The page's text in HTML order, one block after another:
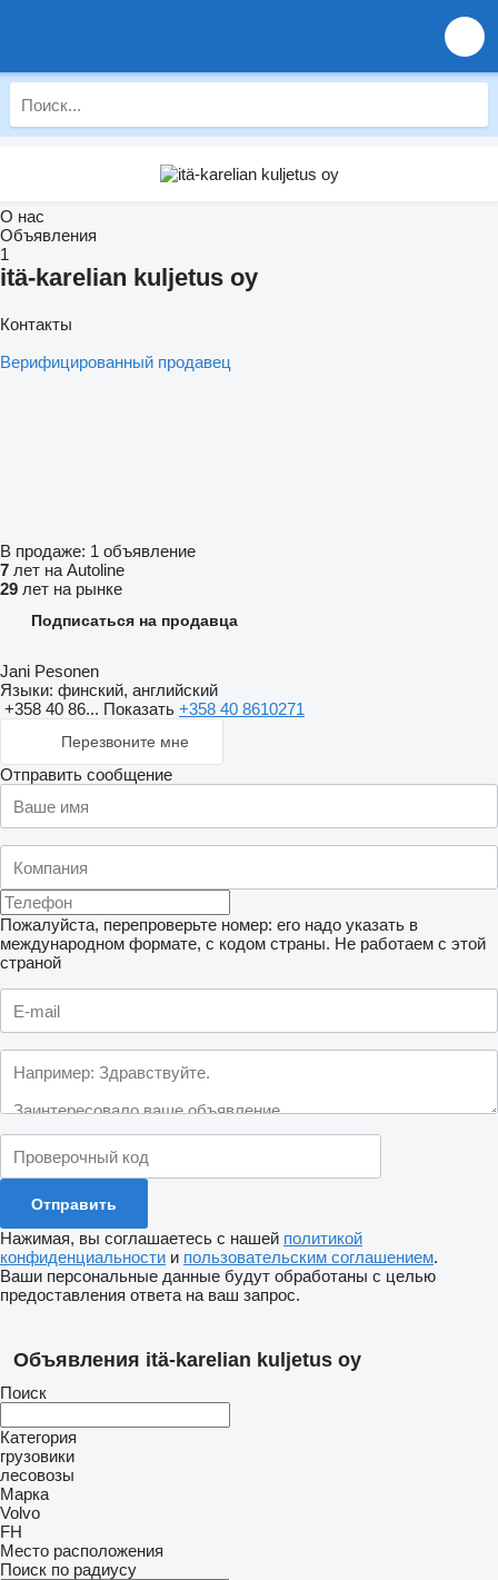
О нас
Объявления
1
itä-karelian kuljetus oy
Контакты
Верифицированный продавец
В продаже: 1 объявление
7 лет на Autoline
29 лет на рынке
Подписаться на продавца
Jani Pesonen
Языки: финский, английский
+358 40 86... Показать +358 40 8610271
Перезвоните мне
Отправить сообщение
Пожалуйста, перепроверьте номер: его надо указать в
международном формате, с кодом страны. Не работаем с этой
страной
Нажимая, вы соглашаетесь с нашей политикой
конфиденциальности и пользовательским соглашением.
Ваши персональные данные будут обработаны с целью
предоставления ответа на ваш запрос.
Объявления itä-karelian kuljetus oy
Поиск
Категория
грузовики
лесовозы
Марка
Volvo
FH
Место расположения
Поиск по радиусу